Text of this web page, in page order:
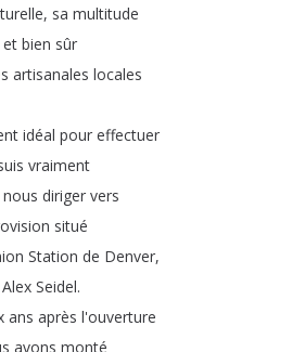
, sa multitude
et bien sûr
artisanales locales
idéal pour effectuer
vraiment
nous diriger vers
situé
Station de Denver,
Alex Seidel.
ans après l'ouverture
avons monté